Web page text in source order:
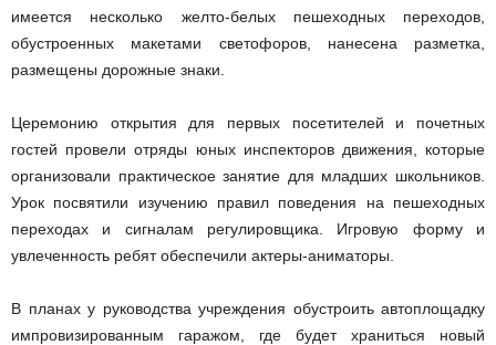
имеется несколько желто-белых пешеходных переходов,
обустроенных макетами светофоров, нанесена разметка,
размещены дорожные знаки.
Церемонию открытия для первых посетителей и почетных
гостей провели отряды юных инспекторов движения, которые
организовали практическое занятие для младших школьников.
Урок посвятили изучению правил поведения на пешеходных
переходах и сигналам регулировщика. Игровую форму и
увлеченность ребят обеспечили актеры-аниматоры.
В планах у руководства учреждения обустроить автоплощадку
импровизированным гаражом, где будет храниться новый